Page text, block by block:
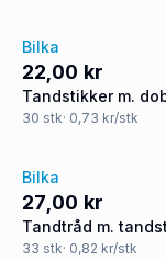
Bilka
22,00 kr
Tandstikker m.
tandtråd m.
30 stk· 0,73 kr/stk
Bilka
27,00 kr
Tandtråd m.
33 stk· 0,82 kr/stk